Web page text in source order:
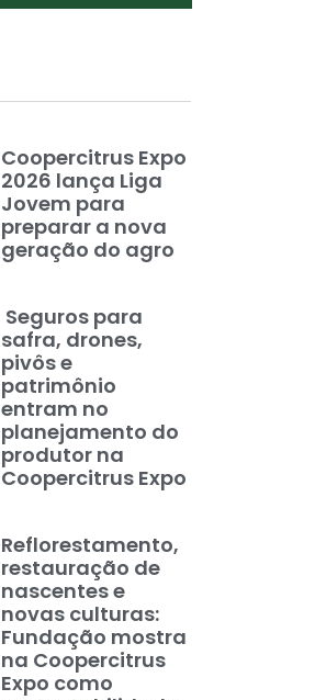
Coopercitrus Expo
2026 lança Liga
Jovem para
preparar a nova
geração do agro
Seguros para
safra, drones,
pivôs e
patrimônio
entram no
planejamento do
produtor na
Coopercitrus Expo
Reflorestamento,
restauração de
nascentes e
novas culturas:
Fundação mostra
na Coopercitrus
Expo como